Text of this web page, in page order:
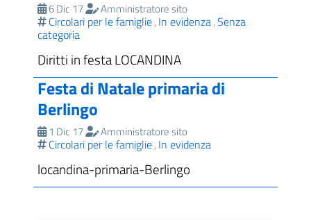
6 Dic 17 Amministratore sito
Circolari per le famiglie, In evidenza,Senza
categoria
Diritti in festa LOCANDINA
Festa di Natale primaria di
Berlingo
1 Dic 17 Amministratore sito
Circolari per le famiglie, In evidenza
locandina-primaria-Berlingo